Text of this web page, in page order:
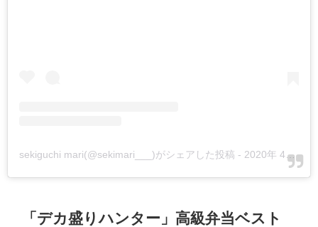
sekiguchi mari(@sekimari___)がシェアした投稿 - 2020年 4月月28日午前4時00分PDT
「デカ盛りハンター」高級弁当ベスト